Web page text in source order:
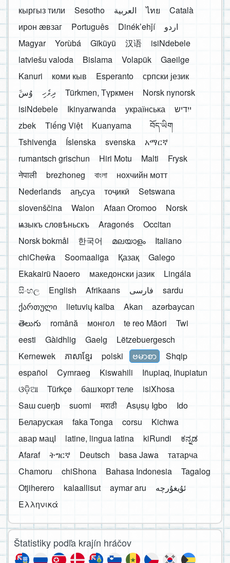
кыргыз тили
Sesotho العربية ไทย
Català
ирон æвзаг
Português Dinékʼehǰí
اردو
Magyar
Yorùbá Gĩkũyũ 汉语
isiNdebele
latviešu valoda
Bislama Volapük
Gaeilge
Kanuri
коми кыв Esperanto
српски језик
َوُسَ
ދިވެހި Türkmen, Түркмен
Norsk nynorsk
isiNdebele
Ikinyarwanda українська
ייִדיש
zbek
Tiếng Việt Kuanyama
བོད་ཡིག
Tshivenḓa
Íslenska svenska
አማርኛ
rumantsch grischun
Hiri Motu Malti
Frysk
नेपाली
brezhoneg বাংলা
нохчийн мотт
Nederlands
аҧсуа тоҷикӣ
Setswana
slovenščina
Walon Afaan Oromoo
Norsk
ѩзыкъ словѣньскъ
Aragonés
Occitan
Norsk bokmål
한국어 മലയാളം
Italiano
chiCheŵa
Soomaaliga Қазақ
Galego
Ekakairũ Naoero
македонски јазик
Lingála
සිංහල
English Afrikaans فارسی
sardu
ქართული
lietuvių kalba Akan
azərbaycan
తెలుగు
română монгол te reo Māori
Twi
eesti
Gàidhlig Gaelg
Lëtzebuergesch
Kernewek
ភាសាខ្មែរ polski ဗမာစာ
Shqip
español
Cymraeg Kiswahili
Iñupiaq, Iñupiatun
ଓଡ଼ିଆ
Türkçe башҡорт теле
isiXhosa
Saɯ cueŋƅ
suomi मराठी Asụsụ Igbo
Ido
Беларуская
faka Tonga corsu
Kichwa
авар мацӀ
latine, lingua latina kiRundi
ಕನ್ನಡ
Afaraf
ትግርኛ Deutsch basa Jawa
татарча
Chamoru
chiShona Bahasa Indonesia
Tagalog
Otjiherero
kalaallisut aymar aru
Ελληνικά
Štatistiky podľa krajín hráčov